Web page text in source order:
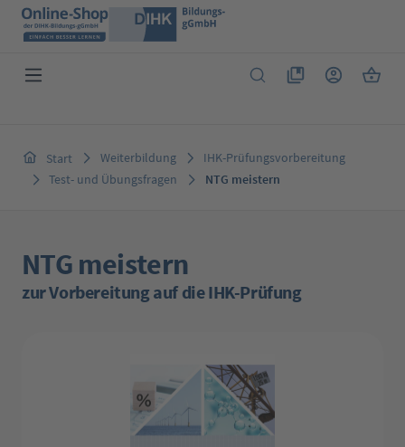
Zum Hauptinhalt springen
Du hast 0 Produkte
Start Weiterbildung
IHK-Prüfungsvorbereitung
Test- und Übungsfragen
NTG meistern
NTG meistern
zur Vorbereitung auf die IHK-Prüfung